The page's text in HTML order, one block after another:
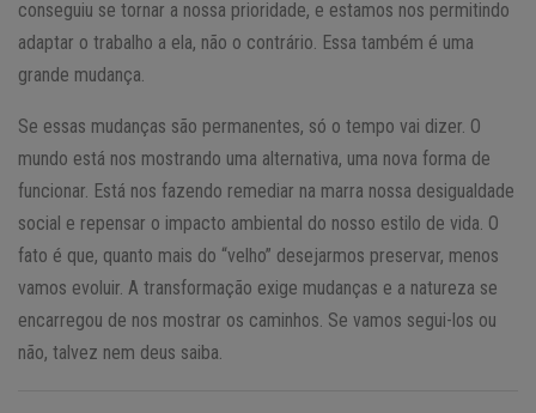
conseguiu se tornar a nossa prioridade, e estamos nos permitindo
adaptar o trabalho a ela, não o contrário. Essa também é uma
grande mudança.
Se essas mudanças são permanentes, só o tempo vai dizer. O
mundo está nos mostrando uma alternativa, uma nova forma de
funcionar. Está nos fazendo remediar na marra nossa desigualdade
social e repensar o impacto ambiental do nosso estilo de vida. O
fato é que, quanto mais do “velho” desejarmos preservar, menos
vamos evoluir. A transformação exige mudanças e a natureza se
encarregou de nos mostrar os caminhos. Se vamos segui-los ou
não, talvez nem deus saiba.